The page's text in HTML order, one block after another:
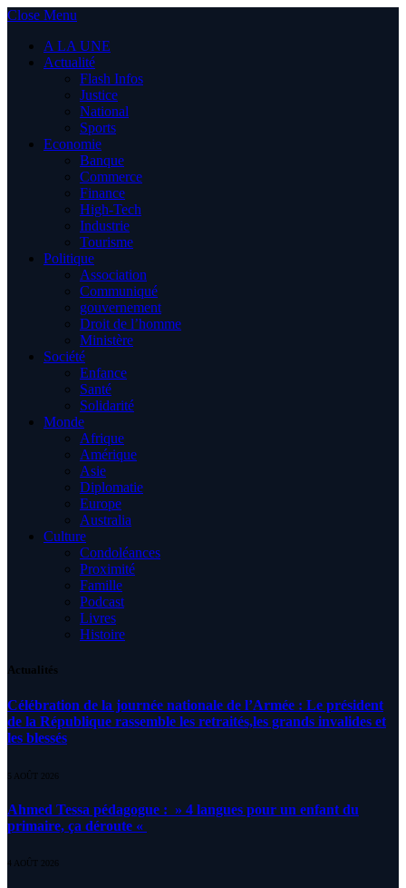
Close Menu
A LA UNE
Actualité
Flash Infos
Justice
National
Sports
Economie
Banque
Commerce
Finance
High-Tech
Industrie
Tourisme
Politique
Association
Communiqué
gouvernement
Droit de l’homme
Ministère
Société
Enfance
Santé
Solidarité
Monde
Afrique
Amérique
Asie
Diplomatie
Europe
Australia
Culture
Condoléances
Proximité
Famille
Podcast
Livres
Histoire
Actualités
Célébration de la journée nationale de l’Armée : Le président
de la République rassemble les retraités,les grands invalides et
les blessés
5 AOÛT 2026
Ahmed Tessa pédagogue : » 4 langues pour un enfant du
primaire, ça déroute «
4 AOÛT 2026